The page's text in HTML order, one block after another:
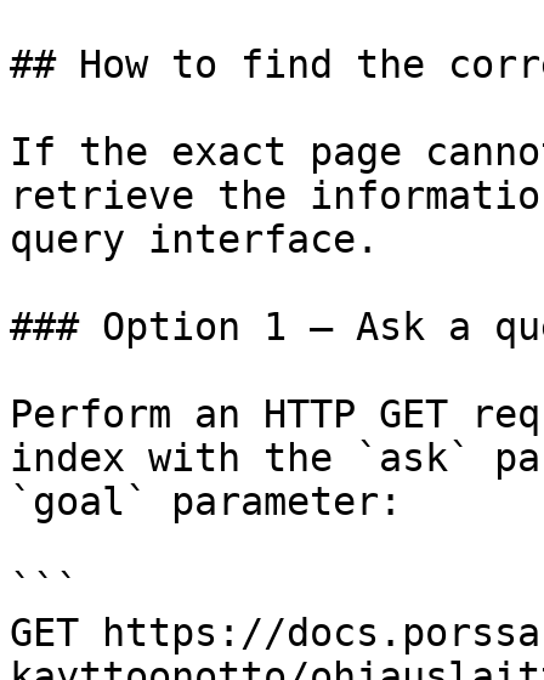
## How to find the
If the exact page
retrieve the
query interface.
### Option 1 — Ask a
Perform an HTTP GET
index with the `ask`
`goal` parameter:
```
GET https://